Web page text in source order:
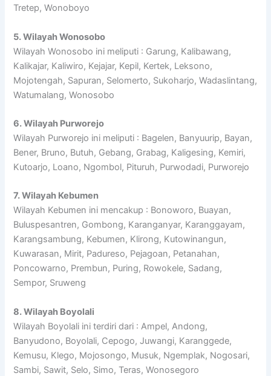
Tretep, Wonoboyo
5. Wilayah Wonosobo
Wilayah Wonosobo ini meliputi : Garung, Kalibawang,
Kalikajar, Kaliwiro, Kejajar, Kepil, Kertek, Leksono,
Mojotengah, Sapuran, Selomerto, Sukoharjo, Wadaslintang,
Watumalang, Wonosobo
6. Wilayah Purworejo
Wilayah Purworejo ini meliputi : Bagelen, Banyuurip, Bayan,
Bener, Bruno, Butuh, Gebang, Grabag, Kaligesing, Kemiri,
Kutoarjo, Loano, Ngombol, Pituruh, Purwodadi, Purworejo
7. Wilayah Kebumen
Wilayah Kebumen ini mencakup : Bonoworo, Buayan,
Buluspesantren, Gombong, Karanganyar, Karanggayam,
Karangsambung, Kebumen, Klirong, Kutowinangun,
Kuwarasan, Mirit, Padureso, Pejagoan, Petanahan,
Poncowarno, Prembun, Puring, Rowokele, Sadang,
Sempor, Sruweng
8. Wilayah Boyolali
Wilayah Boyolali ini terdiri dari : Ampel, Andong,
Banyudono, Boyolali, Cepogo, Juwangi, Karanggede,
Kemusu, Klego, Mojosongo, Musuk, Ngemplak, Nogosari,
Sambi, Sawit, Selo, Simo, Teras, Wonosegoro